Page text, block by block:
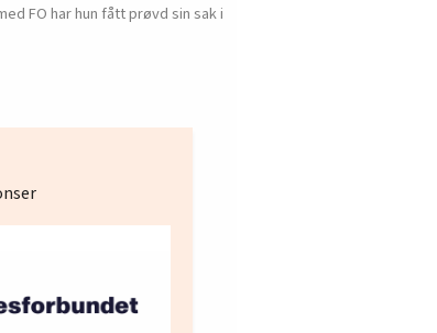
FO har hun fått prøvd sin sak i